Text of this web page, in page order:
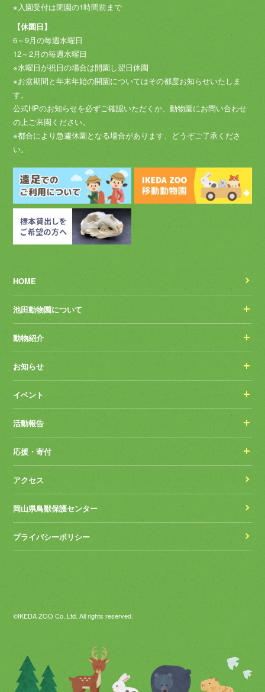
※入園受付は閉園の1時間前まで
【休園日】
6～9月の毎週水曜日
12～2月の毎週水曜日
※水曜日が祝日の場合は開園し翌日休園
※お盆期間と年末年始の開園についてはその都度お知らせいたしま
す。
公式HPのお知らせを必ずご確認いただくか、動物園にお問い合わせ
の上ご来園ください。
※都合により急遽休園となる場合があります、どうぞご了承くださ
い。
HOME
池田動物園について
動物紹介
お知らせ
イベント
活動報告
応援・寄付
アクセス
岡山県鳥獣保護センター
プライバシーポリシー
©IKEDA ZOO Co.,Ltd. All rights reserved.